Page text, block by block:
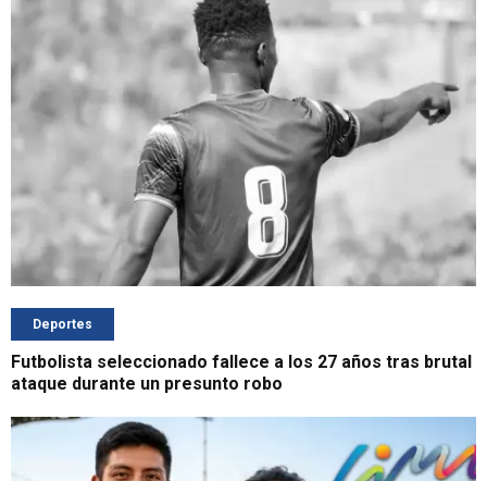
Deportes
Futbolista seleccionado fallece a los 27 años tras brutal
ataque durante un presunto robo